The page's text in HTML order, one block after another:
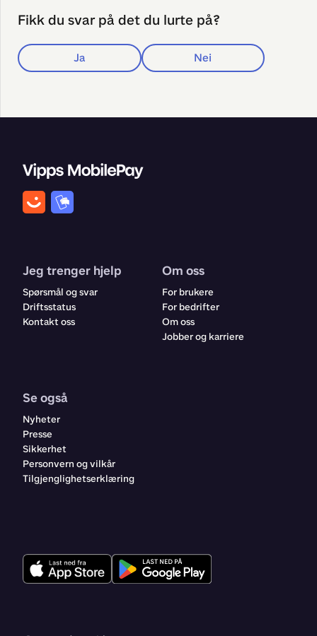
Fikk du svar på det du lurte på?
Ja Nei
Jeg trenger hjelp
Spørsmål og svar
Driftsstatus
Kontakt oss
Om oss
For brukere
For bedrifter
Om oss
Jobber og karriere
Se også
Nyheter
Presse
Sikkerhet
Personvern og vilkår
Tilgjenglighetserklæring